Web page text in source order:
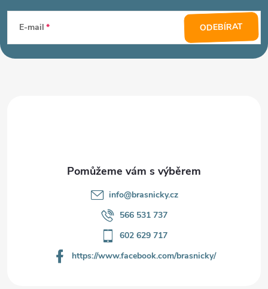
p
E-mail ODEBÍRAT
info@brasnicky.cz
566 531 737
602 629 717
https://www.facebook.com/brasnicky/